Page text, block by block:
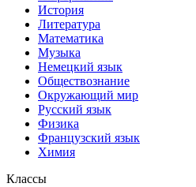
История
Литература
Математика
Музыка
Немецкий язык
Обществознание
Окружающий мир
Русский язык
Физика
Французский язык
Химия
Классы